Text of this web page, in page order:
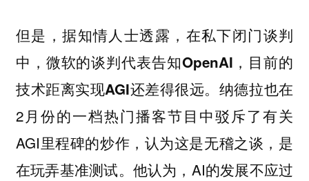
但是，据知情人士透露，在私下闭门谈判
中， 微软的谈判代表告知OpenAI，目前的
技术距离实现AGI还差得很远。 纳德拉也在
2月份的一档热门播客节目中驳斥了有关
AGI里程碑的炒作，认为这是无稽之谈，是
在玩弄基准测试。他认为，AI的发展不应过